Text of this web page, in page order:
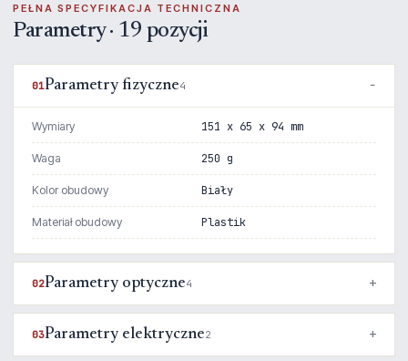
PEŁNA SPECYFIKACJA TECHNICZNA
Parametry · 19 pozycji
01Parametry fizyczne4
Wymiary 151 x 65 x 94 mm
Waga 250 g
Kolor obudowy Biały
Materiał obudowy Plastik
02Parametry optyczne4
03Parametry elektryczne2